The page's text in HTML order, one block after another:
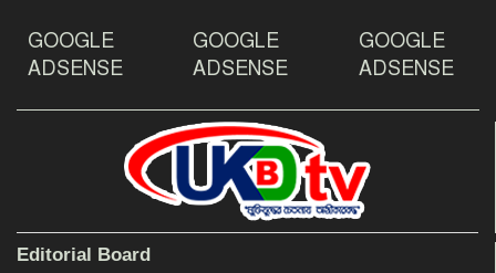
দেশ রক্ষায় প্রগতিশীল সাংবাদিকদের ভুমিকা গুরুত্বপূর্ণ
-মহিবুল হাসান চৌধুরী
আহলে সুন্নাত এর কার্যক্রম বাস্তবায়নের আহ্বান
GOOGLE
ADSENSE
GOOGLE
ADSENSE
GOOGLE
ADSENSE
Editorial Board